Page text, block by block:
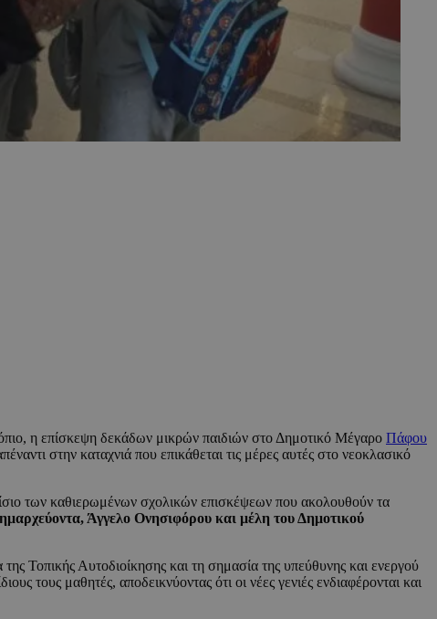
η επίσκεψη δεκάδων μικρών παιδιών στο Δημοτικό Μέγαρο Πάφου
στην καταχνιά που επικάθεται τις μέρες αυτές στο νεοκλασικό
των καθιερωμένων σχολικών επισκέψεων που ακολουθούν τα
Άγγελο Ονησιφόρου και μέλη του Δημοτικού
Τοπικής Αυτοδιοίκησης και τη σημασία της υπεύθυνης και ενεργού
τους μαθητές, αποδεικνύοντας ότι οι νέες γενιές ενδιαφέρονται και